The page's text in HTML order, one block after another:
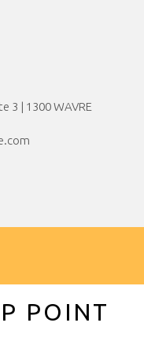
3 | 1300 WAVRE
POINT